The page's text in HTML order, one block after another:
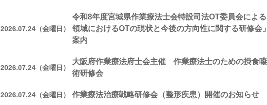
2026.07.24（金曜日）
令和8年度宮城県作業療法士会特設司法OT委員会によ
領域におけるOTの現状と今後の方向性に関する研修会
案内
2026.07.24（金曜日）
大阪府作業療法府士会主催 作業療法士のための摂食
術研修会
2026.07.24（金曜日） 作業療法治療戦略研修会（整形疾患）開催のお知らせ